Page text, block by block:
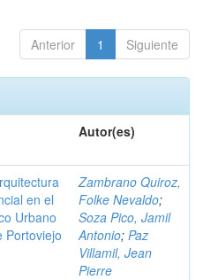
Anterior 1 Siguiente
Autor(es)
en el
Urbano
Portoviejo
Zambrano Quiroz,
Folke Nevaldo;
Soza Pico, Jamil
Antonio; Paz
Villamil, Jean
Pierre